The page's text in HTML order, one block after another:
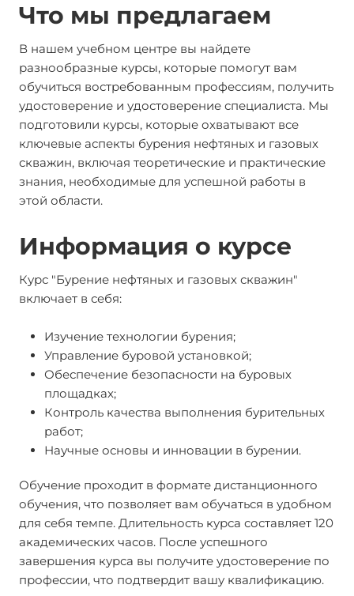
Что мы предлагаем
В нашем учебном центре вы найдете
разнообразные курсы, которые помогут вам
обучиться востребованным профессиям, получить
удостоверение и удостоверение специалиста. Мы
подготовили курсы, которые охватывают все
ключевые аспекты бурения нефтяных и газовых
скважин, включая теоретические и практические
знания, необходимые для успешной работы в
этой области.
Информация о курсе
Курс "Бурение нефтяных и газовых скважин"
включает в себя:
Изучение технологии бурения;
Управление буровой установкой;
Обеспечение безопасности на буровых
площадках;
Контроль качества выполнения бурительных
работ;
Научные основы и инновации в бурении.
Обучение проходит в формате дистанционного
обучения, что позволяет вам обучаться в удобном
для себя темпе. Длительность курса составляет 120
академических часов. После успешного
завершения курса вы получите удостоверение по
профессии, что подтвердит вашу квалификацию.